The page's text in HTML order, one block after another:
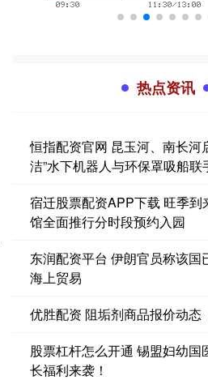
热点资讯
恒指配资官网 昆玉河、南长河
洁”水下机器人与环保罩吸船联
宿迁股票配资APP下载 旺季到
馆全面推行分时段预约入园
东润配资平台 伊朗官员称该国
海上贸易
优胜配资 阻垢剂商品报价动态
股票杠杆怎么开通 锡盟妇幼国
长福利来袭！